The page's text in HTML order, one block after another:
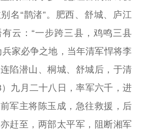
名“鹊渚”。肥西、舒城、庐江
云：“一步跨三县，鸡鸣三县
兵家必争之地，当年清军悍将李
陷潜山、桐城、舒城后，于清
九月二十八日，率军六千，进
军主将陈玉成，急往救援，后
赶至，两部太平军，阻断湘军